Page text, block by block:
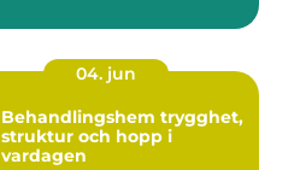
04. jun
Behandlingshem trygghet,
struktur och hopp i
vardagen